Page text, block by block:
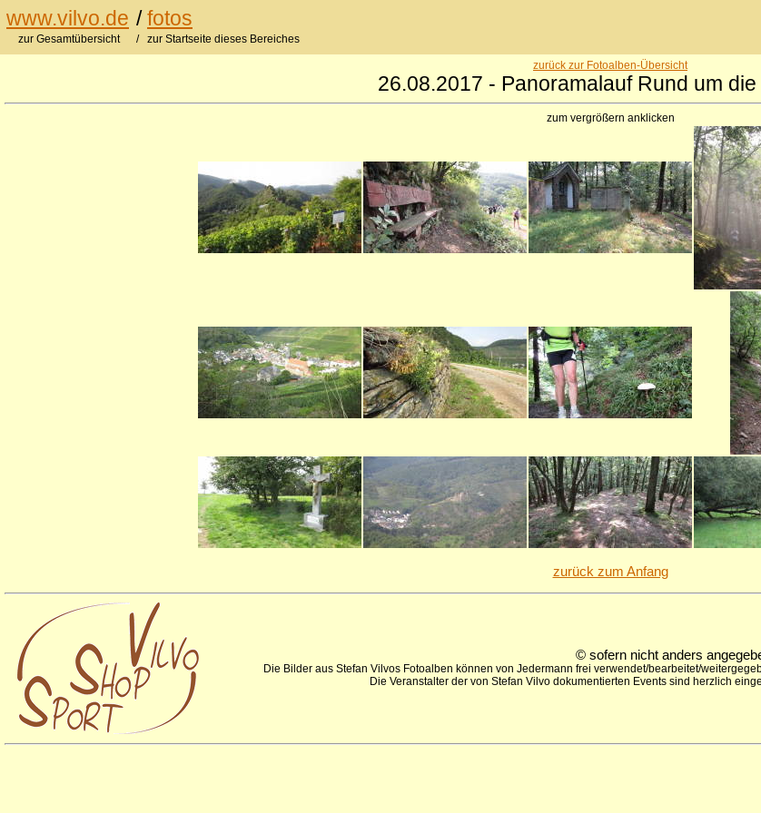
www.vilvo.de /fotos
zur Gesamtübersicht / zur Startseite dieses Bereiches
zurück zur Fotoalben-Übersicht
26.08.2017 - Panoramalauf Rund um die
zum vergrößern anklicken
zurück zum Anfang
© sofern nicht anders
Die Bilder aus Stefan Vilvos Fotoalben können von Jedermann frei verwendet/bearbeitet/
Die Veranstalter der von Stefan Vilvo dokumentierten Events sind herzlich